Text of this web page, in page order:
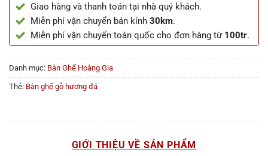
Giao hàng và thanh toán tại nhà quý khách.
Miễn phí vận chuyển bán kính 30km.
Miễn phí vận chuyển toàn quốc cho đơn hàng từ 100tr.
Danh mục: Bàn Ghế Hoàng Gia
Thẻ: Bàn ghế gỗ hương đá
GIỚI THIỆU VỀ SẢN PHẨM